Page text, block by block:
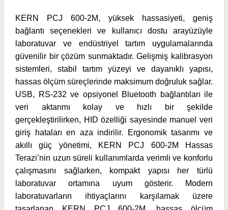
KERN PCJ 600-2M, yüksek hassasiyeti, geniş
bağlantı seçenekleri ve kullanıcı dostu arayüzüyle
laboratuvar ve endüstriyel tartım uygulamalarında
güvenilir bir çözüm sunmaktadır. Gelişmiş kalibrasyon
sistemleri, stabil tartım yüzeyi ve dayanıklı yapısı,
hassas ölçüm süreçlerinde maksimum doğruluk sağlar.
USB, RS-232 ve opsiyonel Bluetooth bağlantıları ile
veri aktarımı kolay ve hızlı bir şekilde
gerçekleştirilirken, HID özelliği sayesinde manuel veri
giriş hataları en aza indirilir. Ergonomik tasarımı ve
akıllı güç yönetimi, KERN PCJ 600-2M Hassas
Terazi’nin uzun süreli kullanımlarda verimli ve konforlu
çalışmasını sağlarken, kompakt yapısı her türlü
laboratuvar ortamına uyum gösterir. Modern
laboratuvarların ihtiyaçlarını karşılamak üzere